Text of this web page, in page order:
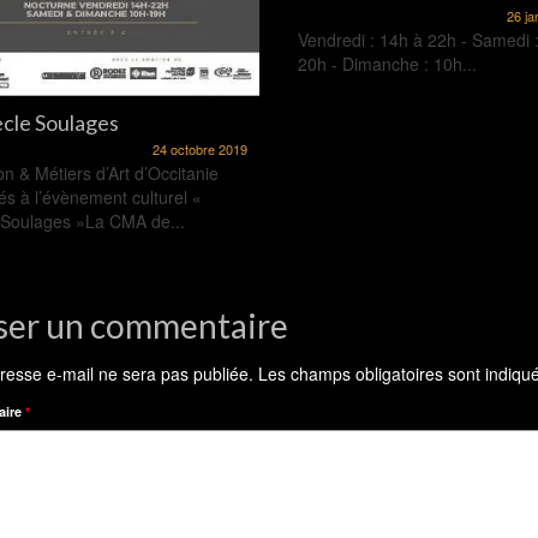
Soulages
24 octobre 2019
& Métiers d’Art d’Occitanie
à l’évènement culturel «
»La CMA de...
26
Vendredi : 14h à 22h - Samedi
20h - Dimanche : 10h...
un commentaire
e-mail ne sera pas publiée. Les champs obligatoires sont
*